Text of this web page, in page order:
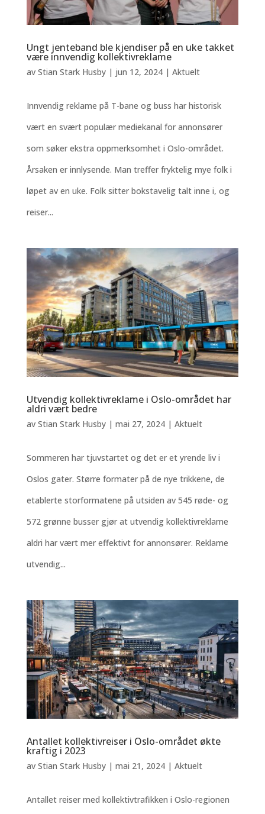
Ungt jenteband ble kjendiser på en uke takket
være innvendig kollektivreklame
av Stian Stark Husby| jun 12, 2024| Aktuelt
Innvendig reklame på T-bane og buss har historisk
vært en svært populær mediekanal for annonsører
som søker ekstra oppmerksomhet i Oslo-området.
Årsaken er innlysende. Man treffer fryktelig mye folk i
løpet av en uke. Folk sitter bokstavelig talt inne i, og
reiser...
Utvendig kollektivreklame i Oslo-området har
aldri vært bedre
av Stian Stark Husby| mai 27, 2024| Aktuelt
Sommeren har tjuvstartet og det er et yrende liv i
Oslos gater. Større formater på de nye trikkene, de
etablerte storformatene på utsiden av 545 røde- og
572 grønne busser gjør at utvendig kollektivreklame
aldri har vært mer effektivt for annonsører. Reklame
utvendig...
Antallet kollektivreiser i Oslo-området økte
kraftig i 2023
av Stian Stark Husby| mai 21, 2024| Aktuelt
Antallet reiser med kollektivtrafikken i Oslo-regionen